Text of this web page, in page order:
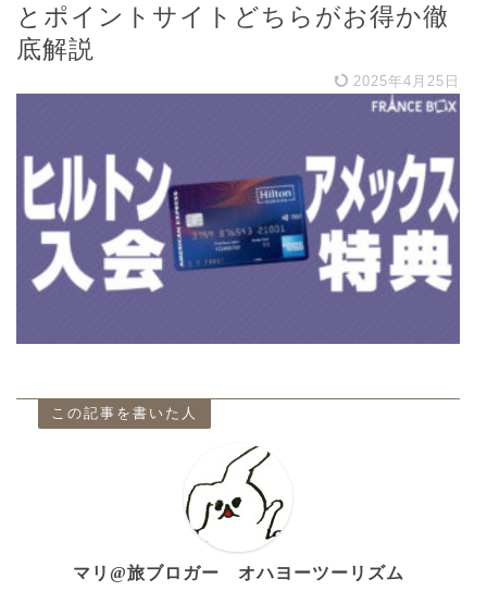
とポイントサイトどちらがお得か徹
底解説
2025年4月25日
この記事を書いた人
マリ@旅ブロガー オハヨーツーリズム